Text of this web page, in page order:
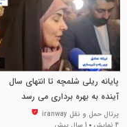
پایانه ریلی شلمچه تا انتهای سال
آینده به بهره برداری می رسد
پرتال حمل و نقل iranway
4 نمایش
1 سال پیش